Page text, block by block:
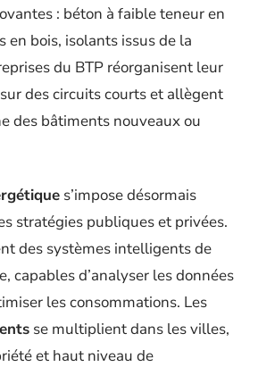
: béton à faible teneur en
en bois, isolants issus de la
du BTP réorganisent leur
des circuits courts et allègent
des bâtiments nouveaux ou
s’impose désormais
stratégies publiques et privées.
des systèmes intelligents de
capables d’analyser les données
les consommations. Les
se multiplient dans les villes,
et haut niveau de